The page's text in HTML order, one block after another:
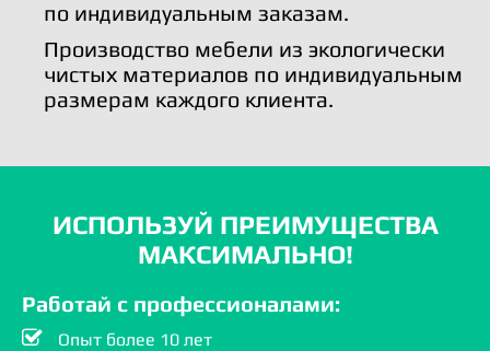
по индивидуальным заказам.
Производство мебели из экологически
чистых материалов по индивидуальным
размерам каждого клиента.
ИСПОЛЬЗУЙ ПРЕИМУЩЕСТВА
МАКСИМАЛЬНО!
Работай с профессионалами:
Опыт более 10 лет